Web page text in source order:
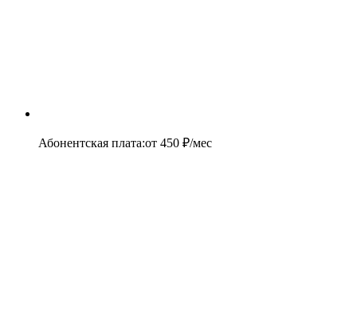
Абонентская плата:от 450 ₽/мес